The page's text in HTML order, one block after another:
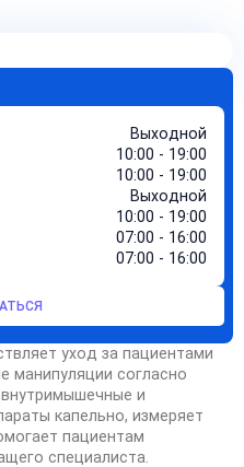
Выходной
10:00 - 19:00
10:00 - 19:00
Выходной
10:00 - 19:00
07:00 - 16:00
07:00 - 16:00
уход за пациентами
манипуляции согласно
и
капельно, измеряет
пациентам
специалиста.